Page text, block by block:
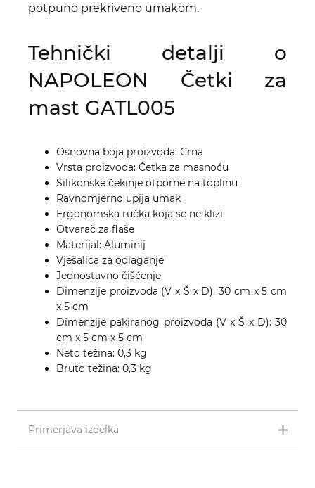
potpuno prekriveno umakom.
Tehnički detalji o
NAPOLEON Četki za
mast GATL005
Osnovna boja proizvoda: Crna
Vrsta proizvoda: Četka za masnoću
Silikonske čekinje otporne na toplinu
Ravnomjerno upija umak
Ergonomska ručka koja se ne klizi
Otvarač za flaše
Materijal: Aluminij
Vješalica za odlaganje
Jednostavno čišćenje
Dimenzije proizvoda (V x Š x D): 30 cm x 5 cm
x 5 cm
Dimenzije pakiranog proizvoda (V x Š x D): 30
cm x 5 cm x 5 cm
Neto težina: 0,3 kg
Bruto težina: 0,3 kg
Primerjava izdelka